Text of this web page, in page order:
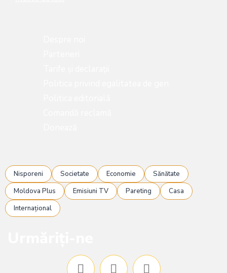
Nisporeni Societate Economie
Sănătate
Moldova Plus
Emisiuni TV Pareting
Casa
Internațional